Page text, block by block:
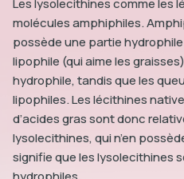
Les lysolecithines comme les
molécules amphiphiles.
possède une partie
lipophile (qui aime les
hydrophile, tandis que les
lipophiles. Les lécithines
d’acides gras sont donc
lysolecithines, qui n’en
signifie que les lysolecithines